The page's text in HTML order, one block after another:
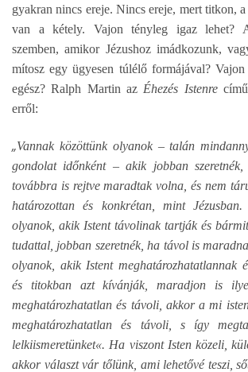
gyakran nincs ereje. Nincs ereje, mert titkon,
van a kétely. Vajon tényleg igaz lehet?
szemben, amikor Jézushoz imádkozunk,
mítosz egy ügyesen túlélő formájával?
egész? Ralph Martin az Éhezés Istenrecímű
erről:
„Vannak közöttünk olyanok – talán
gondolat időnként – akik jobban
továbbra is rejtve maradtak volna, és nem
határozottan és konkrétan, mint Jézusban.
olyanok, akik Istent távolinak tartják és
tudattal, jobban szeretnék, ha távol is
olyanok, akik Istent meghatározhatatlannak
és titokban azt kívánják, maradjon is
meghatározhatatlan és távoli, akkor a mi
meghatározhatatlan és távoli, s így
lelkiismeretünket«. Ha viszont Isten közeli,
akkor választ vár tőlünk, ami lehetővé teszi,